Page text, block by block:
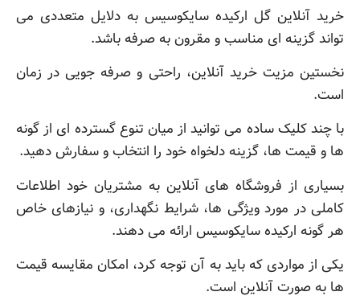
خرید آنلاین گل ارکیده سایکوسیس به دلایل متعددی می
تواند گزینه ای مناسب و مقرون به صرفه باشد.
نخستین مزیت خرید آنلاین، راحتی و صرفه جویی در زمان
است.
با چند کلیک ساده می توانید از میان تنوع گسترده ای از گونه
ها و قیمت ها، گزینه دلخواه خود را انتخاب و سفارش دهید.
بسیاری از فروشگاه های آنلاین به مشتریان خود اطلاعات
کاملی در مورد ویژگی ها، شرایط نگهداری، و نیازهای خاص
هر گونه ارکیده سایکوسیس ارائه می دهند.
یکی از مواردی که باید به آن توجه کرد، امکان مقایسه قیمت
ها به صورت آنلاین است.